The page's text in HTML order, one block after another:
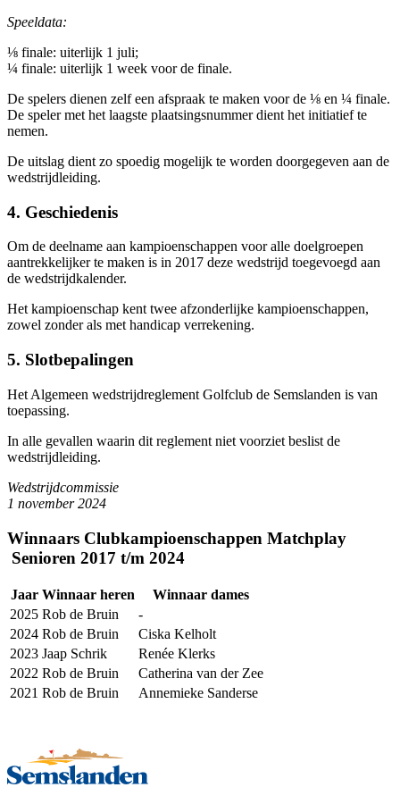
Speeldata:
⅛ finale: uiterlijk 1 juli;
¼ finale: uiterlijk 1 week voor de finale.
De spelers dienen zelf een afspraak te maken voor de ⅛ en ¼ finale.
De speler met het laagste plaatsingsnummer dient het initiatief te
nemen.
De uitslag dient zo spoedig mogelijk te worden doorgegeven aan de
wedstrijdleiding.
4. Geschiedenis
Om de deelname aan kampioenschappen voor alle doelgroepen
aantrekkelijker te maken is in 2017 deze wedstrijd toegevoegd aan
de wedstrijdkalender.
Het kampioenschap kent twee afzonderlijke kampioenschappen,
zowel zonder als met handicap verrekening.
5. Slotbepalingen
Het Algemeen wedstrijdreglement Golfclub de Semslanden is van
toepassing.
In alle gevallen waarin dit reglement niet voorziet beslist de
wedstrijdleiding.
Wedstrijdcommissie
1 november 2024
Winnaars Clubkampioenschappen Matchplay
Senioren 2017 t/m 2024
Jaar Winnaar heren
Winnaar dames
2025 Rob de Bruin
-
2024 Rob de Bruin
Ciska Kelholt
2023 Jaap Schrik
Renée Klerks
2022 Rob de Bruin
Catherina van der Zee
2021 Rob de Bruin Annemieke Sanderse